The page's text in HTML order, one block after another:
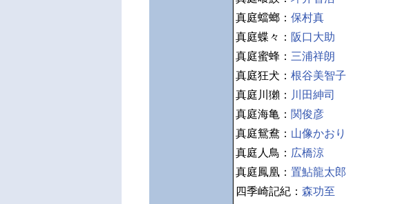
真庭蟷螂： 保村真
真庭蝶々： 阪口大助
真庭蜜蜂： 三浦祥朗
真庭狂犬： 根谷美智子
真庭川獺： 川田紳司
真庭海亀： 関俊彦
真庭鴛鴦： 山像かおり
真庭人鳥： 広橋涼
真庭鳳凰： 置鮎龍太郎
四季崎記紀： 森功至